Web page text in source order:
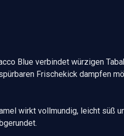
Blue verbindet würzigen
Frischekick dampfen
wirkt vollmundig, leicht süß